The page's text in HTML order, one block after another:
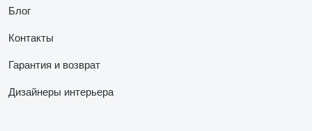
Блог
Контакты
Гарантия и возврат
Дизайнеры интерьера